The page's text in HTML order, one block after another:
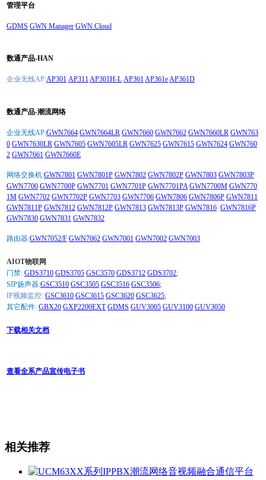
管理平台
GDMS GWN Manager GWN.Cloud
数通产品-HAN
企业无线AP:AP301 AP311AP301H-L AP361AP361eAP361D
数通产品-潮流网络
企业无线AP:GWN7664 GWN7664LR GWN7660 GWN7662 GWN7660LR GWN763
0 GWN7630LR GWN7605 GWN7605LR GWN7625 GWN7615 GWN7624 GWN760
2 GWN7661 GWN7660E
网络交换机:GWN7801 GWN7801P GWN7802 GWN7802P GWN7803 GWN7803P
GWN7700 GWN7700P GWN7701 GWN7701P GWN7701PA GWN7700M GWN770
1M GWN7702 GWN7702P GWN7703 GWN7706 GWN7806 GWN7806P GWN7811
GWN7811P GWN7812 GWN7812P GWN7813 GWN7813P GWN7816 GWN7816P
GWN7830 GWN7831 GWN7832
路由器:GWN7052/F GWN7062 GWN7001 GWN7002 GWN7003
AIOT物联网
门禁: GDS3710 GDS3705 GSC3570 GDS3712 GDS3702;
SIP扬声器:GSC3510 GSC3505 GSC3516 GSC3506;
IP视频监控: GSC3610 GSC3615 GSC3620 GSC3625;
其它配件: GBX20 GXP2200EXT GDMS GUV3005 GUV3100 GUV3050
下载相关文档
查看全系产品宣传电子书
相关推荐